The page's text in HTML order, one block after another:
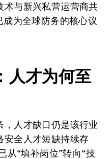
术与新兴私营运营商共
成为全球防务的核心议
人才为何至
，人才缺口仍是该行业
安全人才短缺持续存
从“填补岗位”转向“技